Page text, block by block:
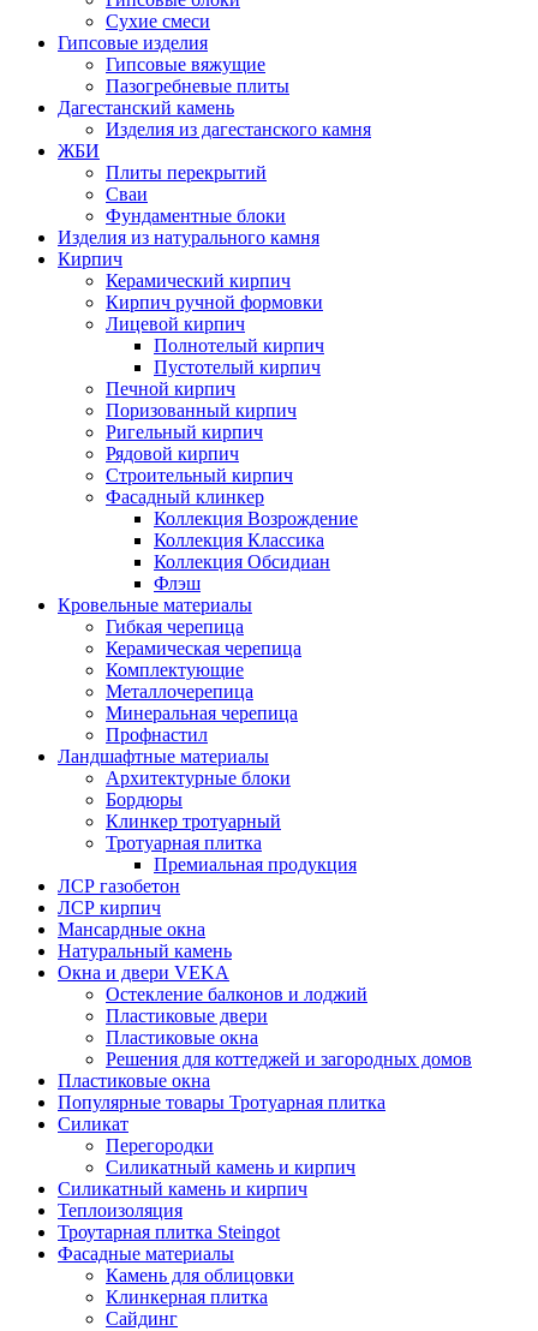
Сухие смеси
Гипсовые изделия
Гипсовые вяжущие
Пазогребневые плиты
Дагестанский камень
Изделия из дагестанского камня
ЖБИ
Плиты перекрытий
Сваи
Фундаментные блоки
Изделия из натурального камня
Кирпич
Керамический кирпич
Кирпич ручной формовки
Лицевой кирпич
Полнотелый кирпич
Пустотелый кирпич
Печной кирпич
Поризованный кирпич
Ригельный кирпич
Рядовой кирпич
Строительный кирпич
Фасадный клинкер
Коллекция Возрождение
Коллекция Классика
Коллекция Обсидиан
Флэш
Кровельные материалы
Гибкая черепица
Керамическая черепица
Комплектующие
Металлочерепица
Минеральная черепица
Профнастил
Ландшафтные материалы
Архитектурные блоки
Бордюры
Клинкер тротуарный
Тротуарная плитка
Премиальная продукция
ЛСР газобетон
ЛСР кирпич
Мансардные окна
Натуральный камень
Окна и двери VEKA
Остекление балконов и лоджий
Пластиковые двери
Пластиковые окна
Решения для коттеджей и загородных домов
Пластиковые окна
Популярные товары Тротуарная плитка
Силикат
Перегородки
Силикатный камень и кирпич
Силикатный камень и кирпич
Теплоизоляция
Троутарная плитка Steingot
Фасадные материалы
Камень для облицовки
Клинкерная плитка
Сайдинг